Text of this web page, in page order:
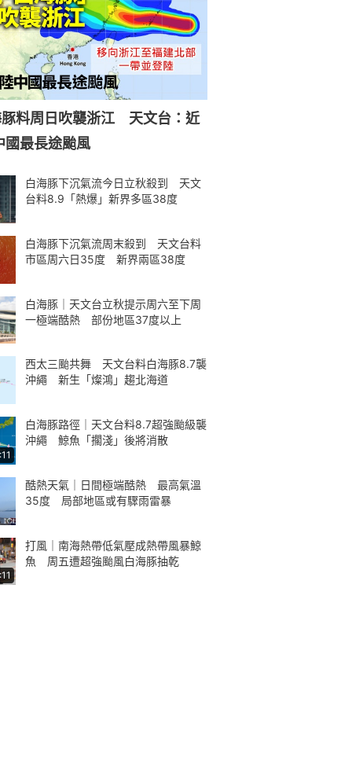
豚料周日吹襲浙江 天文台：近
最長途颱風
白海豚下沉氣流今日立秋殺到 天文
台料8.9「熱爆」新界多區38度
白海豚下沉氣流周末殺到 天文台料
市區周六日35度 新界兩區38度
白海豚｜天文台立秋提示周六至下周
一極端酷熱 部份地區37度以上
西太三颱共舞 天文台料白海豚8.7襲
沖繩 新生「燦鴻」趨北海道
白海豚路徑｜天文台料8.7超強颱級襲
沖繩 鯨魚「擱淺」後將消散
酷熱天氣｜日間極端酷熱 最高氣溫
35度 局部地區或有驟雨雷暴
打風｜南海熱帶低氣壓成熱帶風暴鯨
魚 周五遭超強颱風白海豚抽乾